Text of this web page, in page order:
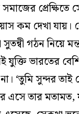
প্রেক্ষিতে
কম দেখা
গঠন নিয়ে
যুক্তি ভারতের
‘তুমি সুন্দর তাই
এসে তার মতামত,